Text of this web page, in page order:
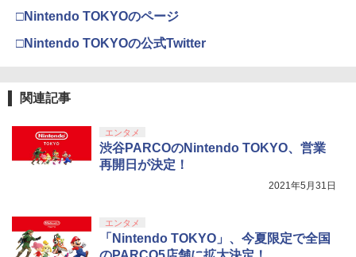
対応 PS5 周辺機器 PS5 Pro 新型PS5
￥2,580
5
ダー 左側 左右兼用 ゲームパッド PS4 P
S5 コントローラースタンド ゲームパッ
始日から5年間保証
￥4,800
4
￥6,059
5
チナブルー【レトロ】
劇場版 あの日見た花の名前を僕達はま
だ知らない。【通常版】【Blu-ray】 [ 入
クラッシャージョー The Movie Blu-ray
【80年代SFの金字塔】北米版 PS5再生
可
5
ニンテンドープリペイド番号 5000円|オ
【純正品】DualSense ワイヤレスコン
4
【純正品】Xbox 充電式バッテリー + US
5
【純正品】Xbox ワイヤレス コントロー
ラー (カーボンブラック)
3
劇場版「鬼滅の刃」無限城編 第一章 猗
4
窩座再来 完全生産限定版 [Blu-ray]
￥8,698
5
【Amazon.co.jp限定】劇場版モノノ怪
第三章 蛇神 (オリジナル特典:オリジナル
□Nintendo TOKYOのページ
□Nintendo TOKYOの公式Twitter
関連記事
エンタメ
渋谷PARCOのNintendo TOKYO、営業
再開日が決定！
2021年5月31日
エンタメ
「Nintendo TOKYO」、今夏限定で全国